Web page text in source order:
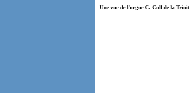
Une vue de l'orgue C.-Coll de la